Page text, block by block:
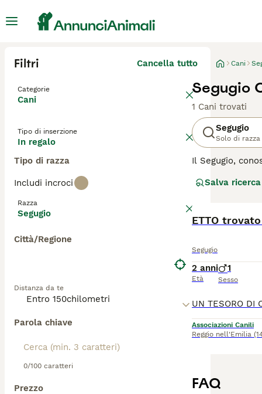
Filtri Cancella tutto
Categorie
Cani
Tipo di inserzione
In regalo
Tipo di razza
Includi incroci
Razza
Segugio
Città/Regione
Distanza da te
Parola chiave
0/100 caratteri
Prezzo
Cani
Segugio
1 Cani trovati
Segugio
Solo di razza
Il Segugio,
Italiano, il
per mantenere
tranquilli
armoniosa.
Salva ricerca
ETTO
Segugio
2 anni
Età
1
Sesso
Associazioni Canili
Reggio nell'Emilia
FAQ